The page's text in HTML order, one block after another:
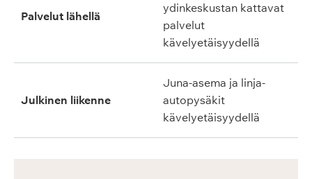
Palvelut lähellä
ydinkeskustan kattavat
palvelut
kävelyetäisyydellä
Julkinen liikenne
Juna-asema ja linja-
autopysäkit
kävelyetäisyydellä